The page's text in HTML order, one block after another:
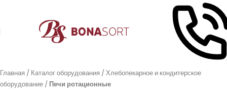
Главная Каталог оборудования
Хлебопекарное и кондитерское
оборудование
Печи ротационные